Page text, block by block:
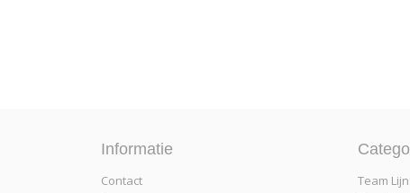
Informatie
Contact
Team Lijn